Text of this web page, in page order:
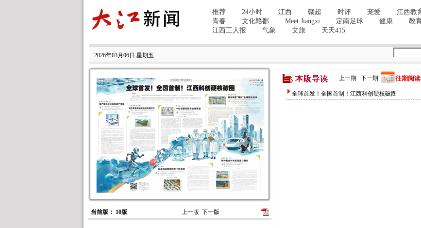
2026年03月06日 星期五
当前版： 10版 上一版 下一版
上一期 下一期 往期阅读
全球首发！全国首制！江西科创硬核破圈